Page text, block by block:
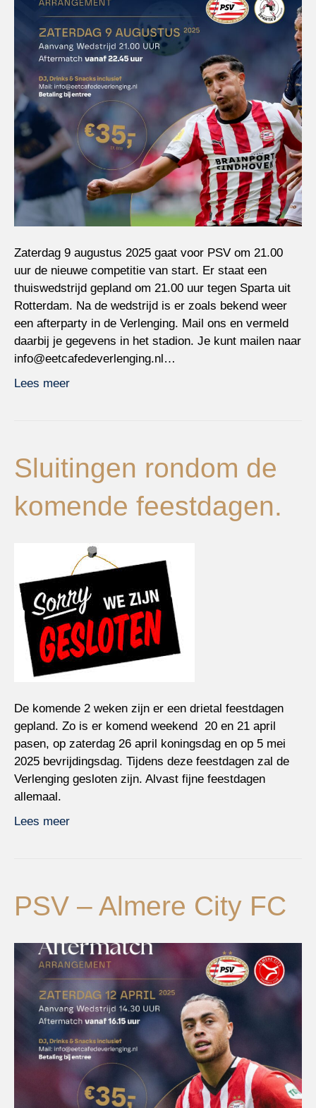
Zaterdag 9 augustus 2025 gaat voor PSV om 21.00
uur de nieuwe competitie van start. Er staat een
thuiswedstrijd gepland om 21.00 uur tegen Sparta uit
Rotterdam. Na de wedstrijd is er zoals bekend weer
een afterparty in de Verlenging. Mail ons en vermeld
daarbij je gegevens in het stadion. Je kunt mailen naar
info@eetcafedeverlenging.nl…
Lees meer
Sluitingen rondom de
komende feestdagen.
De komende 2 weken zijn er een drietal feestdagen
gepland. Zo is er komend weekend 20 en 21 april
pasen, op zaterdag 26 april koningsdag en op 5 mei
2025 bevrijdingsdag. Tijdens deze feestdagen zal de
Verlenging gesloten zijn. Alvast fijne feestdagen
allemaal.
Lees meer
PSV – Almere City FC